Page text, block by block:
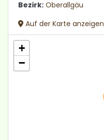
Bezirk: Oberallgäu
Auf der Karte anzeigen
+
−